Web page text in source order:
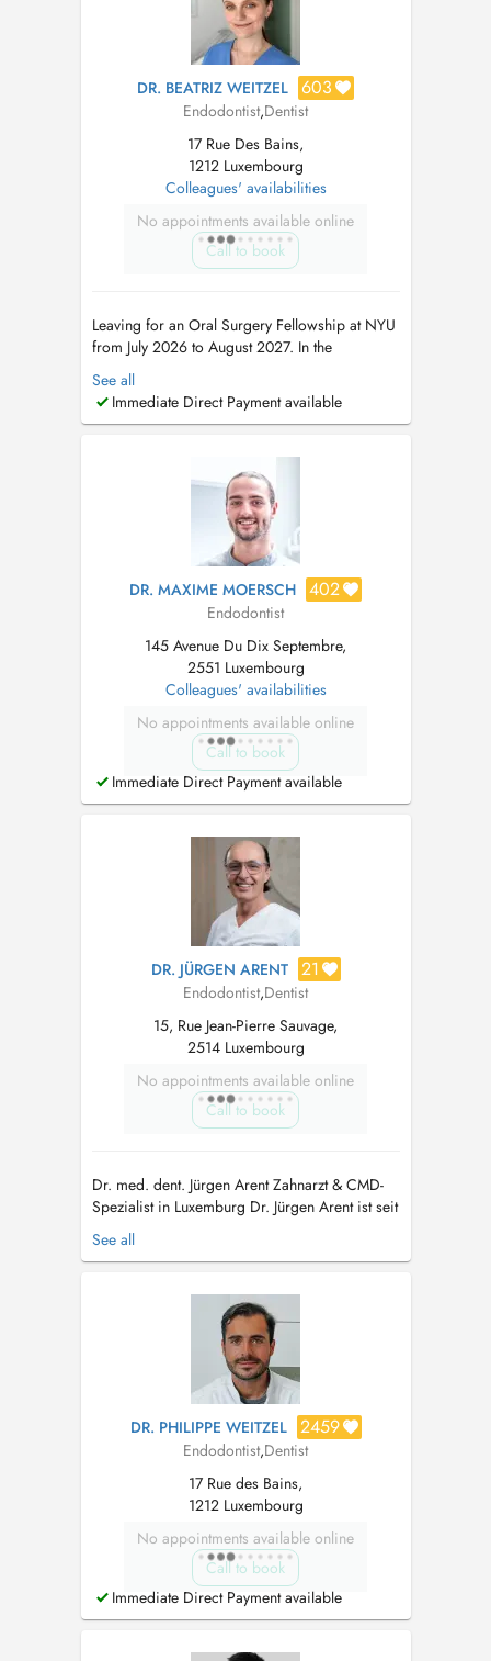
DR. BEATRIZ WEITZEL 603
Endodontist,Dentist
17 Rue Des Bains,
1212 Luxembourg
Colleagues' availabilities
No appointments available online
Call to book
Leaving for an Oral Surgery Fellowship at NYU
from July 2026 to August 2027. In the
meantime, please book appointments with Dr
Maria Teresa Weitzel (8 rue Cyprien Merjai and
17 rue des Bains, 1st floor) or Dr Philippe
See all
Immediate Direct Payment available
DR. MAXIME MOERSCH 402
Endodontist
145 Avenue Du Dix Septembre,
2551 Luxembourg
Colleagues' availabilities
No appointments available online
Call to book
Immediate Direct Payment available
DR. JÜRGEN ARENT 21
Endodontist,Dentist
15, Rue Jean-Pierre Sauvage,
2514 Luxembourg
No appointments available online
Call to book
Dr. med. dent. Jürgen Arent Zahnarzt & CMD-
Spezialist in Luxemburg Dr. Jürgen Arent ist seit
Oktober 2021 Mitinhaber der Praxis in
Luxemburg und bringt über 25 Jahre Erfahrung
liegen auf der interdisziplinären Zahnheilkunde
und insbesondere auf der Beha...
See all
DR. PHILIPPE WEITZEL 2459
Endodontist,Dentist
17 Rue des Bains,
1212 Luxembourg
No appointments available online
Call to book
Immediate Direct Payment available